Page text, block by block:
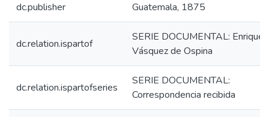
dc.publisher Guatemala, 1875
dc.relation.ispartof
SERIE DOCUMENTAL:
Vásquez de Ospina
dc.relation.ispartofseries
SERIE DOCUMENTAL:
Correspondencia recibida